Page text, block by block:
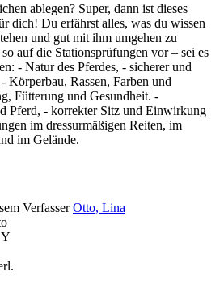
ablegen? Super, dann ist dieses
dich! Du erfährst alles, was du wissen
und gut mit ihm umgehen zu
auf die Stationsprüfungen vor – sei es
- Natur des Pferdes, - sicherer und
Körperbau, Rassen, Farben und
Fütterung und Gesundheit. -
Pferd, - korrekter Sitz und Einwirkung
im dressurmäßigen Reiten, im
im Gelände.
Verfasser Otto, Lina